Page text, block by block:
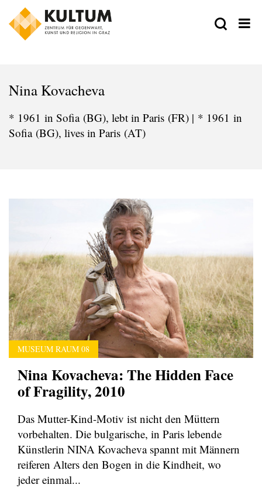
Nina Kovacheva
* 1961 in Sofia (BG), lebt in Paris (FR) | * 1961 in
Sofia (BG), lives in Paris (AT)
MUSEUM RAUM 08
Nina Kovacheva: The Hidden Face
of Fragility, 2010
Das Mutter-Kind-Motiv ist nicht den Müttern
vorbehalten. Die bulgarische, in Paris lebende
Künstlerin NINA Kovacheva spannt mit Männern
reiferen Alters den Bogen in die Kindheit, wo
jeder einmal...